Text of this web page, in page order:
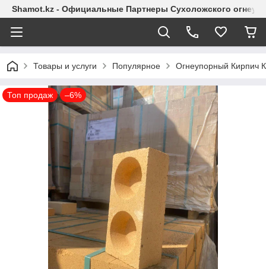
Shamot.kz - Официальные Партнеры Сухоложского
Товары и услуги Популярное Огнеупорный Кирпич
Топ продаж –6%